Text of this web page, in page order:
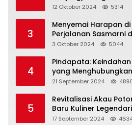
Representasi
12 Oktober 2024 5314
3
Menyemai Harapan di
Perjalanan Sasmarni
Hati dan Jiwa
3 Oktober 2024 5044
4
Pindapata:
yang
Spiritualitas dan
21 September 2024
5
Revitalisasi Akau
Baru Kuliner
17 September 2024